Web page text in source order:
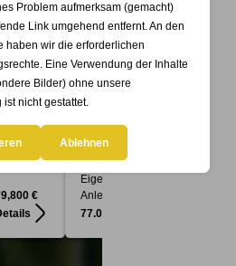
PRESSE / DOWNLOAD
Problem aufmerksam (gemacht)
Link umgehend entfernt. An den
haben wir die erforderlichen
Eine Verwendung der Inhalte
Bilder) ohne unsere
nicht gestattet.
Ablehnen
€
Stg. 2 - Top 19
Eigennutzerpreis:
Anlegerpreis zzgl 20%Ust:
77.09 m²